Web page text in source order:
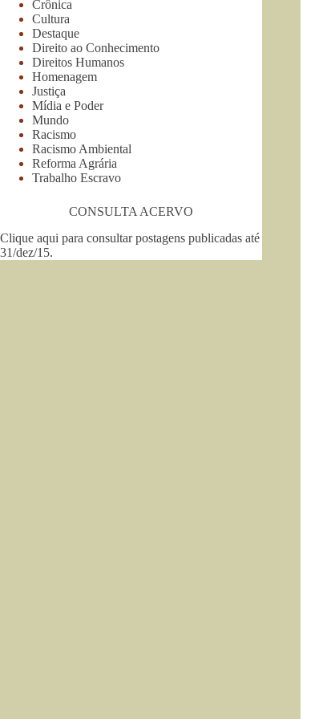
Crônica
Cultura
Destaque
Direito ao Conhecimento
Direitos Humanos
Homenagem
Justiça
Mídia e Poder
Mundo
Racismo
Racismo Ambiental
Reforma Agrária
Trabalho Escravo
CONSULTA ACERVO
Clique aqui para consultar postagens publicadas até
31/dez/15.